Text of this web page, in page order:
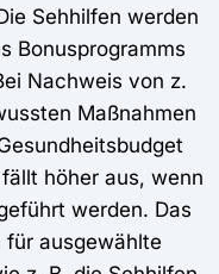
Sehhilfen werden
Bonusprogramms
Nachweis von z.
Maßnahmen
höher aus, wenn
werden. Das
für ausgewählte